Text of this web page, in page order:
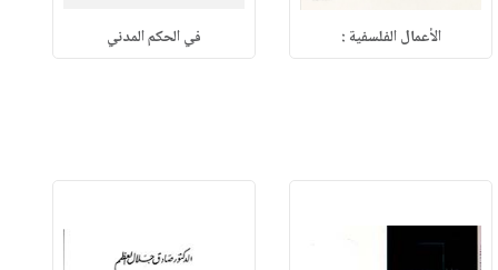
الأعمال الفلسفية : في الحكم المدني